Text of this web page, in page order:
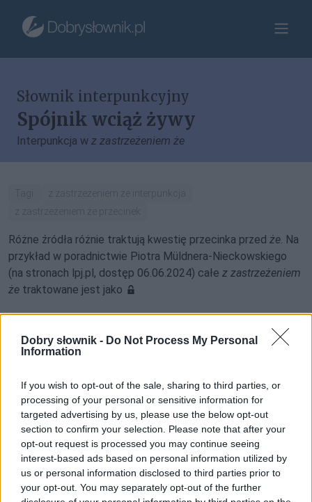
Dobry słownik - Do Not Process My Personal
Information
If you wish to opt-out of the sale, sharing to third parties, or
processing of your personal or sensitive information for
targeted advertising by us, please use the below opt-out
section to confirm your selection. Please note that after your
opt-out request is processed you may continue seeing
interest-based ads based on personal information utilized by
us or personal information disclosed to third parties prior to
your opt-out. You may separately opt-out of the further
Słownik interpunkcyjny
Spójnik wciąż żywy
Interpunkcja w z zastrzeżeniem że
Tagi:
z zastrzeżeniem że interpunkcja
z zastrzeżeniem że przecinek
Różne źródła różnie traktują kwestię przecinka przed że. Na
przykład w poradnictwie Piotra Müldnera-Nieckowskiego
(na stronach lpj.pl, dostęp 06.06.2024) całe z zastrzeżeniem
że traktowane jest jako
Pełna treść tego i 283 pozostałych artykułów w
w abonamencie Pro.
SPRAWDŹ